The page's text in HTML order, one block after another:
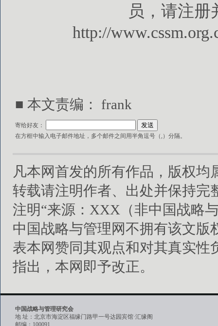
员，请注册
http://
■ 本文责编： frank
寄给好友：
在方框中输入电子邮件地址，多个邮件之间用半角逗号（,）分隔。
凡本网首发的所有作品，版权
转载请注明作者、出处并保持完
注明“来源：XXX（非中国战略
中国战略与管理网不拥有该文
表本网赞同其观点和对其真实
指出，本网即予改正。
中国战略与管理研究会
地 址：北京市海淀区福缘门路甲一号达园宾馆·汇缘阁
邮编：100091